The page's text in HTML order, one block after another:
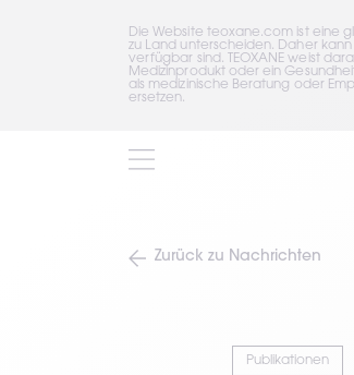
Die Website teoxane.com ist eine
zu Land unterscheiden. Daher
verfügbar sind. TEOXANE weist
Medizinprodukt oder ein
als medizinische Beratung oder
ersetzen.
Zurück zu Nachrichten
Publikationen